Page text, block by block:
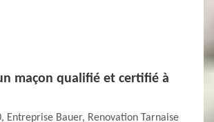
maçon qualifié et certifié à
Entreprise Bauer, Renovation Tarnaise